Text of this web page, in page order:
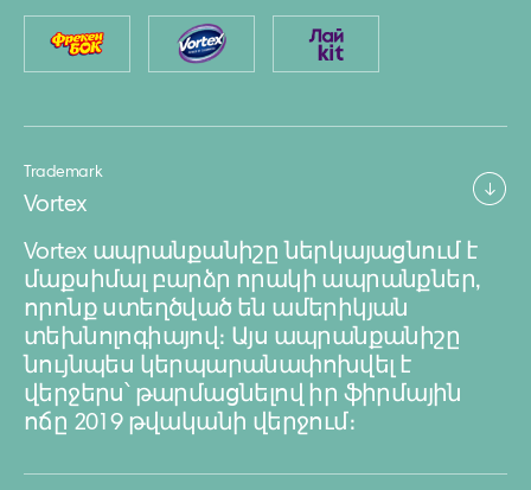
Trademark
Vortex
Vortex ապրանքանիշը ներկայացնում է
մաքսիմալ բարձր որակի ապրանքներ,
որոնք ստեղծված են ամերիկյան
տեխնոլոգիայով։ Այս ապրանքանիշը
նույնպես կերպարանափոխվել է
վերջերս՝ թարմացնելով իր ֆիրմային
ոճը 2019 թվականի վերջում։